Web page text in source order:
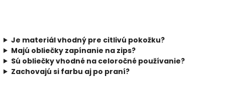
Je materiál vhodný pre citlivú pokožku?
Majú obliečky zapínanie na zips?
Sú obliečky vhodné na celoročné používanie?
Zachovajú si farbu aj po praní?